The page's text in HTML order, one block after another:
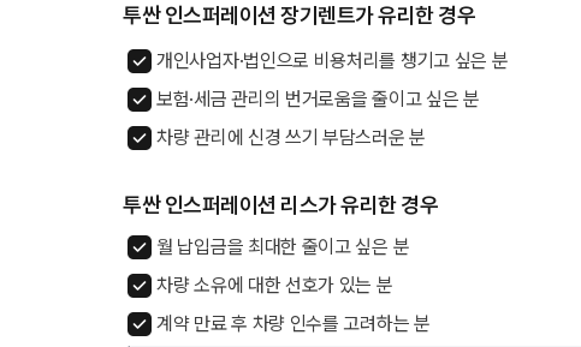
투싼 인스퍼레이션 장기렌트가 유리한 경우
개인사업자·법인으로 비용처리를 챙기고 싶은 분
보험·세금 관리의 번거로움을 줄이고 싶은 분
차량 관리에 신경 쓰기 부담스러운 분
투싼 인스퍼레이션 리스가 유리한 경우
월 납입금을 최대한 줄이고 싶은 분
차량 소유에 대한 선호가 있는 분
계약 만료 후 차량 인수를 고려하는 분